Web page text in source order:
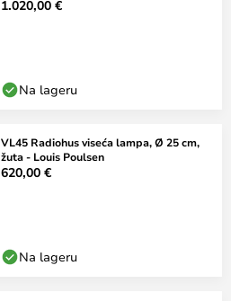
1.020,00 €
Na lageru
VL45 Radiohus viseća lampa, Ø 25 cm,
žuta - Louis Poulsen
620,00 €
Na lageru